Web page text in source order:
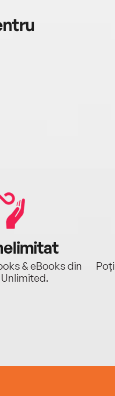
& eBooks din